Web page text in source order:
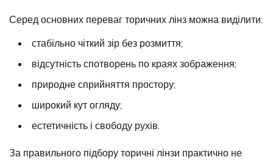
Серед основних переваг торичних лінз можна виділити:
стабільно чіткий зір без розмиття;
відсутність спотворень по краях зображення;
природне сприйняття простору;
широкий кут огляду;
естетичність і свободу рухів.
За правильного підбору торичні лінзи практично не